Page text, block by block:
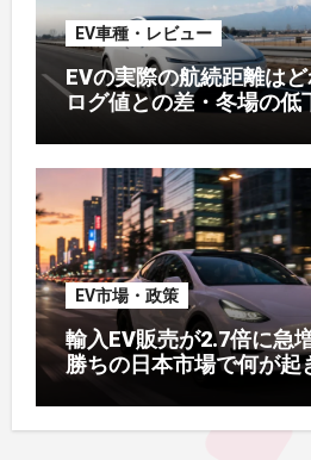
EV車種・レビュー
EVの実際の航続距離は
ログ値との差・冬場の低
EV市場・政策
輸入EV販売が2.7倍に急
勝ちの日本市場で何が起